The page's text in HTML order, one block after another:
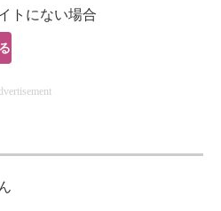
トにない場合